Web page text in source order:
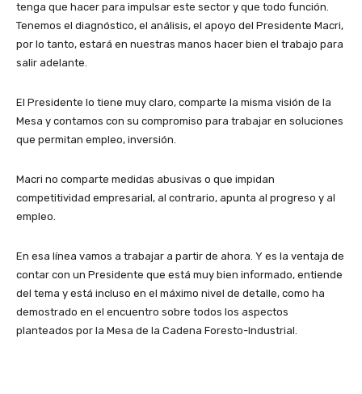
tenga que hacer para impulsar este sector y que todo función.
Tenemos el diagnóstico, el análisis, el apoyo del Presidente Macri,
por lo tanto, estará en nuestras manos hacer bien el trabajo para
salir adelante.
El Presidente lo tiene muy claro, comparte la misma visión de la
Mesa y contamos con su compromiso para trabajar en soluciones
que permitan empleo, inversión.
Macri no comparte medidas abusivas o que impidan
competitividad empresarial, al contrario, apunta al progreso y al
empleo.
En esa línea vamos a trabajar a partir de ahora. Y es la ventaja de
contar con un Presidente que está muy bien informado, entiende
del tema y está incluso en el máximo nivel de detalle, como ha
demostrado en el encuentro sobre todos los aspectos
planteados por la Mesa de la Cadena Foresto-Industrial.